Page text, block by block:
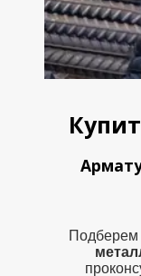
Подберем